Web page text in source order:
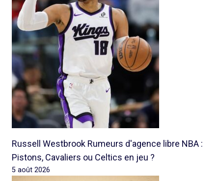
Russell Westbrook Rumeurs d'agence libre NBA :
Pistons, Cavaliers ou Celtics en jeu ?
5 août 2026